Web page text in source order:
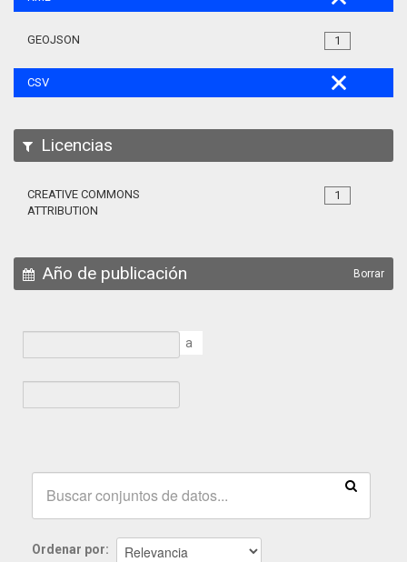
1
GEOJSON
CSV
Licencias
1
CREATIVE COMMONS
ATTRIBUTION
Año de publicación Borrar
a
Ordenar por